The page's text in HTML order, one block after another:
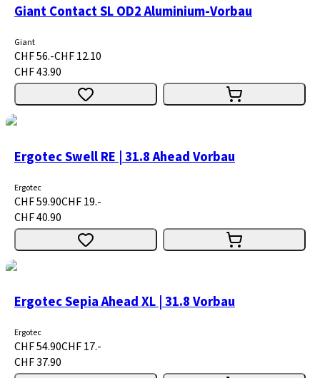
Giant Contact SL OD2 Aluminium-Vorbau
Giant
CHF 56.-CHF 12.10
CHF 43.90
Ergotec Swell RE | 31.8 Ahead Vorbau
Ergotec
CHF 59.90CHF 19.-
CHF 40.90
Ergotec Sepia Ahead XL | 31.8 Vorbau
Ergotec
CHF 54.90CHF 17.-
CHF 37.90